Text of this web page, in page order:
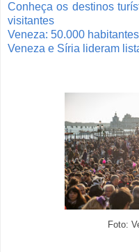
Conheça os destinos
visitantes
Veneza: 50.000
Veneza e Síria lideram
Foto: